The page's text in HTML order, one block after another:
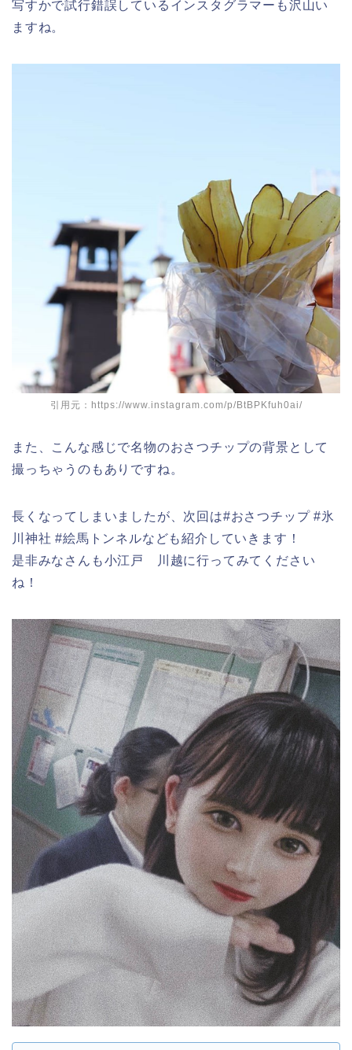
写すかで試行錯誤しているインスタグラマーも沢山い
ますね。
引用元：https://www.instagram.com/p/BtBPKfuh0ai/
また、こんな感じで名物のおさつチップの背景として
撮っちゃうのもありですね。
長くなってしまいましたが、次回は#おさつチップ #氷
川神社 #絵馬トンネルなども紹介していきます！
是非みなさんも小江戸 川越に行ってみてください
ね！